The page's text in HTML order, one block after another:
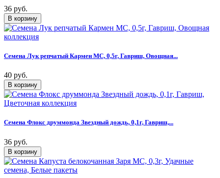
36 руб.
Семена Лук репчатый Кармен МС, 0,5г, Гавриш, Овощная...
40 руб.
Семена Флокс друммонда Звездный дождь, 0,1г, Гавриш,...
36 руб.